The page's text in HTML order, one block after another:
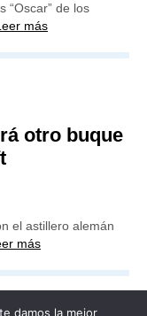
“Oscar” de los
más
otro buque
el astillero alemán
más
damos la mejor